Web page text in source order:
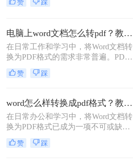
用，尤其在需要共享和打印文档时。
法。
赞 踩
电脑上word文档怎么转pdf？教你三种便捷转换操作！
在日常工作和学习中，将Word文档转
换为PDF格式的需求非常普遍。PDF
格式的优点在于它能够在各种设备上
保持文档的一致性和完整性，非常适
怎么转pdf呢？本文将详细介绍几种在
电脑上将Word文档转换为PDF的方
法。
赞 踩
word怎么样转换成pdf格式？教你四种简单有效的方法
在日常办公和学习中，将Word文档转
换为PDF格式已成为一项不可或缺的
技能。PDF格式因其跨平台兼容性、
格式固定性和安全性，广泛应用于文
赞 踩